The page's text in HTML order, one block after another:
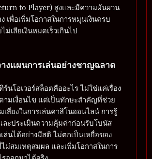
to Player) สูงและมีความผันผวน
เพื่อเพิ่มโอกาสในการหมุนเงินครบ
ม่เสียเงินหมดเร็วเกินไป
งแผนการเล่นอย่างชาญฉลาด
ร์นโอเวอร์สล็อตคืออะไร ไม่ใช่แค่เรื่อง
ามเงื่อนไข แต่เป็นทักษะสำคัญที่ช่วย
เสี่ยงในการเล่นคาสิโนออนไลน์ การรู้
ะประเมินความคุ้มค่าก่อนรับโบนัส
เล่นได้อย่างมีสติ ไม่ตกเป็นเหยื่อของ
ม่สมเหตุสมผล และเพิ่มโอกาสในการ